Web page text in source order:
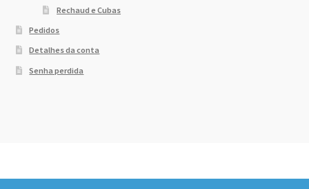
Rechaud e Cubas
Pedidos
Detalhes da conta
Senha perdida